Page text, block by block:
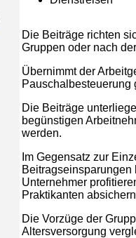
Die Beiträge richten
Gruppen oder nach
Übernimmt der
Pauschalbesteuerung
Die Beiträge
begünstigen
werden.
Im Gegensatz zur
Unternehmer
Praktikanten
Die Vorzüge der
Altersversorgung